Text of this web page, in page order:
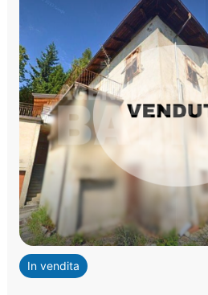
In vendita